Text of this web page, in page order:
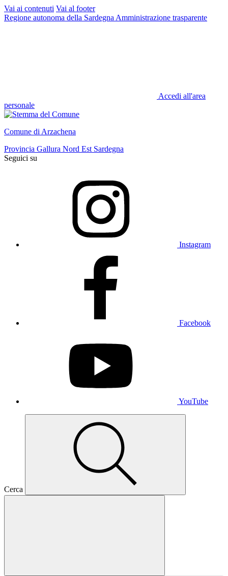
Vai ai contenuti Vai al footer
Regione autonoma della Sardegna Amministrazione trasparente
Accedi all'area
personale
Comune di Arzachena
Provincia Gallura Nord Est Sardegna
Seguici su
Instagram
Facebook
YouTube
Cerca